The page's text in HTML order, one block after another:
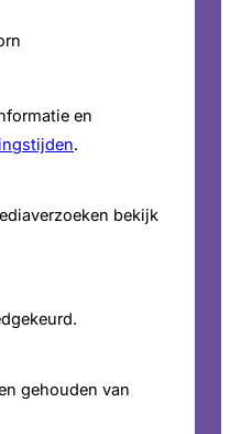
en
.
bekijk
gehouden van